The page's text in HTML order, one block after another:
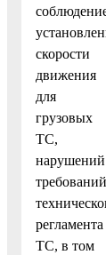
скорости
движения
для
грузовых
ТС,
нарушений
требований
регламента
ТС, в том